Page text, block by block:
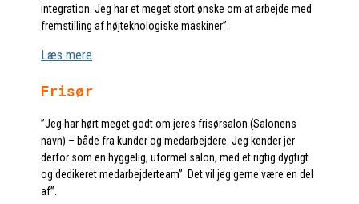
integration. Jeg har et meget stort ønske om at arbejde med
fremstilling af højteknologiske maskiner”.
Læs mere
Frisør
”Jeg har hørt meget godt om jeres frisørsalon (Salonens
navn) – både fra kunder og medarbejdere. Jeg kender jer
derfor som en hyggelig, uformel salon, med et rigtig dygtigt
og dedikeret medarbejderteam”. Det vil jeg gerne være en del
af”.